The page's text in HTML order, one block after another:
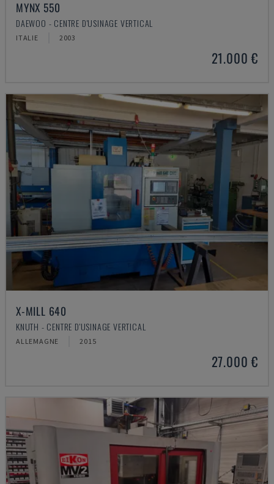
MYNX 550
DAEWOO - CENTRE D'USINAGE VERTICAL
ITALIE 2003
21.000 €
X-MILL 640
KNUTH - CENTRE D'USINAGE VERTICAL
ALLEMAGNE 2015
27.000 €